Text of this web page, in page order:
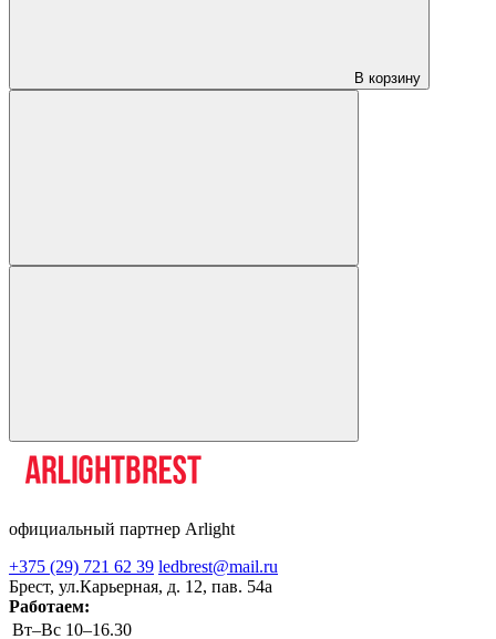
В корзину
официальный партнер Arlight
+375 (29) 721 62 39 ledbrest@mail.ru
Брест, ул.Карьерная, д. 12, пав. 54а
Работаем:
Вт–Вс 10–16.30